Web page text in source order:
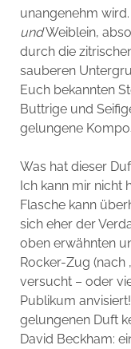
unangenehm
undWeiblein,
durch die
sauberen
Euch bekannten
Buttrige und
gelungene
Was hat dieser
Ich kann mir nicht
Flasche kann
sich eher der
oben erwähnten
Rocker-Zug (nach
versucht – oder
Publikum
gelungenen Duft
David Beckham: